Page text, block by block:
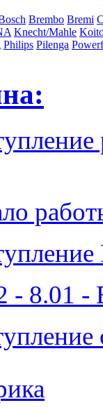
Brembo Bremi
Knecht/Mahle
Philips Pilenga
-